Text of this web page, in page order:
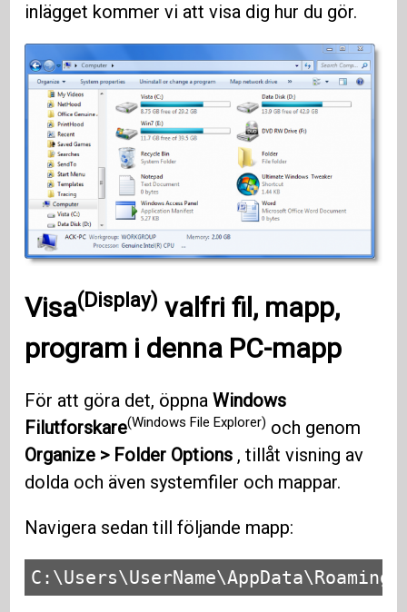
inlägget kommer vi att visa dig hur du gör.
Visa(Display) valfri fil, mapp,
program i denna PC-mapp
För att göra det, öppnaWindows
Filutforskare(Windows File Explorer) och genom
Organize > Folder Options , tillåt visning av
dolda och även systemfiler och mappar.
Navigera sedan till följande mapp: